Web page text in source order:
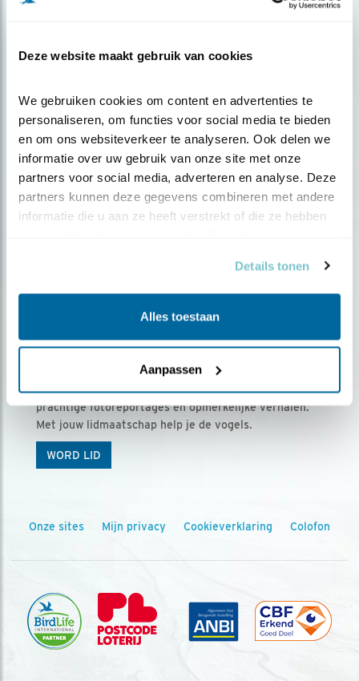
Deze website maakt gebruik van cookies
We gebruiken cookies om content en advertenties te
personaliseren, om functies voor social media te bieden
en om ons websiteverkeer te analyseren. Ook delen we
informatie over uw gebruik van onze site met onze
partners voor social media, adverteren en analyse. Deze
partners kunnen deze gegevens combineren met andere
informatie die u aan ze heeft verstrekt of die ze hebben
Details tonen
Alles toestaan
Aanpassen
over vogels en activiteiten van Vogelbescherming.
Ontvang 5 x Vogels voor € 36,00 per jaar
Vogels is het tijdschrift voor onze leden, met
prachtige fotoreportages en opmerkelijke verhalen.
Met jouw lidmaatschap help je de vogels.
WORD LID
Onze sites Mijn privacy Cookieverklaring Colofon